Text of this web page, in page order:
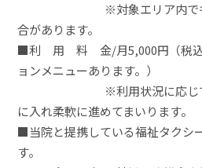
※対象エリア内でも、
合があります。
■利 用 料 金/月5,000円（税込
ョンメニューあります。）
※利用状況に応じて、
に入れ柔軟に進めてまいります。
■当院と提携している福祉タクシ
す。